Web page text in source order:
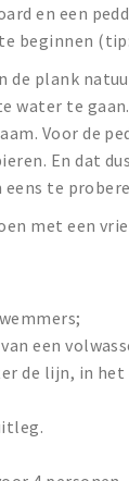
en een
beginnen
de plank
water te
Voor de
En dat
te
met een
een
de lijn, in